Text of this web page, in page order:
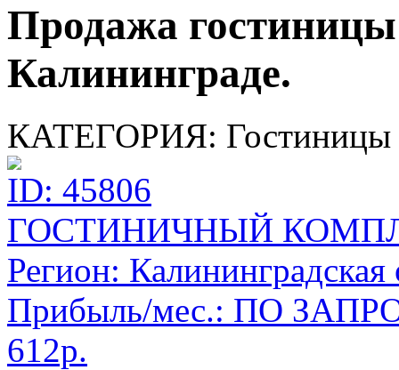
Продажа
Калининграде.
КАТЕГОРИЯ:
ID: 45806
ГОСТИНИЧНЫЙ
Регион: Калининградская
Прибыль/мес.: ПО
612р.